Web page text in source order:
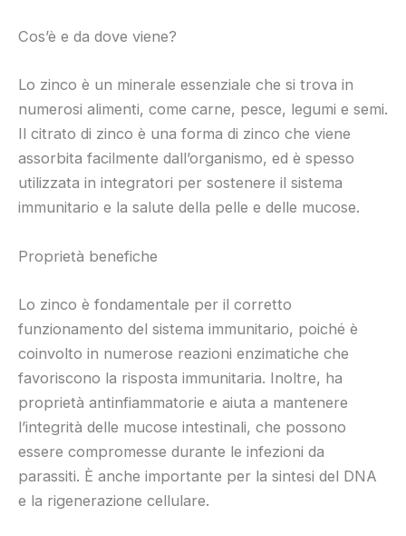
Cos’è e da dove viene?
Lo zinco è un minerale essenziale che si trova in
numerosi alimenti, come carne, pesce, legumi e semi.
Il citrato di zinco è una forma di zinco che viene
assorbita facilmente dall’organismo, ed è spesso
utilizzata in integratori per sostenere il sistema
immunitario e la salute della pelle e delle mucose.
Proprietà benefiche
Lo zinco è fondamentale per il corretto
funzionamento del sistema immunitario, poiché è
coinvolto in numerose reazioni enzimatiche che
favoriscono la risposta immunitaria. Inoltre, ha
proprietà antinfiammatorie e aiuta a mantenere
l’integrità delle mucose intestinali, che possono
essere compromesse durante le infezioni da
parassiti. È anche importante per la sintesi del DNA
e la rigenerazione cellulare.